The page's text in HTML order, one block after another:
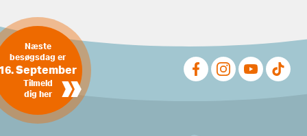
»
Næste
besøgsdag er
September
Tilmeld
dig her